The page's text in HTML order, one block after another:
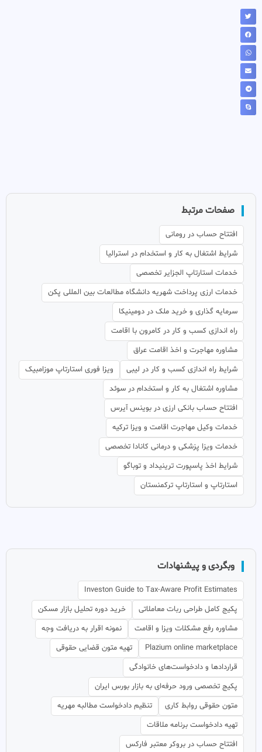
صفحات مرتبط
افتتاح حساب در رومانی
شرایط اشتغال به کار و استخدام در استرالیا
خدمات استارتاپ الجزایر تخصصی
خدمات ارزی پرداخت شهریه دانشگاه مطالعات بین المللی پکن
سرمایه گذاری و خرید ملک در دومینیکا
راه اندازی کسب و کار در کامرون با اقامت
مشاوره مهاجرت و اخذ اقامت عراق
شرایط راه اندازی کسب و کار در لیبی
ویزا فوری استارتاپ موزامبیک
مشاوره اشتغال به کار و استخدام در سوئد
افتتاح حساب بانکی ارزی در بوينس آيرس
خدمات وکیل مهاجرت اقامت و ویزا ترکیه
خدمات ویزا پزشکی و درمانی کانادا تخصصی
شرایط اخذ پاسپورت ترینیداد و توباگو
استارتاپ و استارتاپ ترکمنستان
وبگردی و پیشنهادات
Investon Guide to Tax-Aware Profit Estimates
پکیج کامل طراحی ربات معاملاتی
خرید دوره تحلیل بازار مسکن
مشاوره رفع مشکلات ویزا و اقامت
نمونه اقرار به دریافت وجه
Plazium online marketplace
تهیه متون قضایی حقوقی
قراردادها و دادخواست‌های خانوادگی
پکیج تخصصی ورود حرفه‌ای به بازار بورس ایران
متون حقوقی روابط کاری
تنظیم دادخواست مطالبه مهریه
تهیه دادخواست برنامه ملاقات
افتتاح حساب در بروکر معتبر فارکس